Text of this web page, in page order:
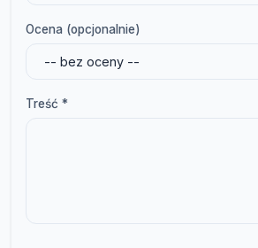
Ocena (opcjonalnie)
Treść *